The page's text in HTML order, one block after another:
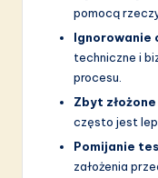
pomocą
Ignorowanie
techniczne i
procesu.
Zbyt
często jest
Pomijanie
założenia